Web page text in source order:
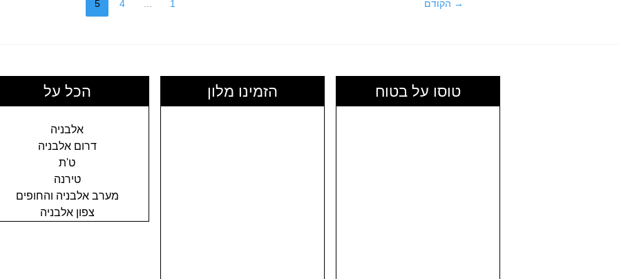
200
אתרים
→ הקודם 1
4
5
טוסו על בטוח הזמינו מלון הכל על
אלבניה
דרום אלבניה
ט'ת
טירנה
מערב אלבניה והחופים
צפון אלבניה